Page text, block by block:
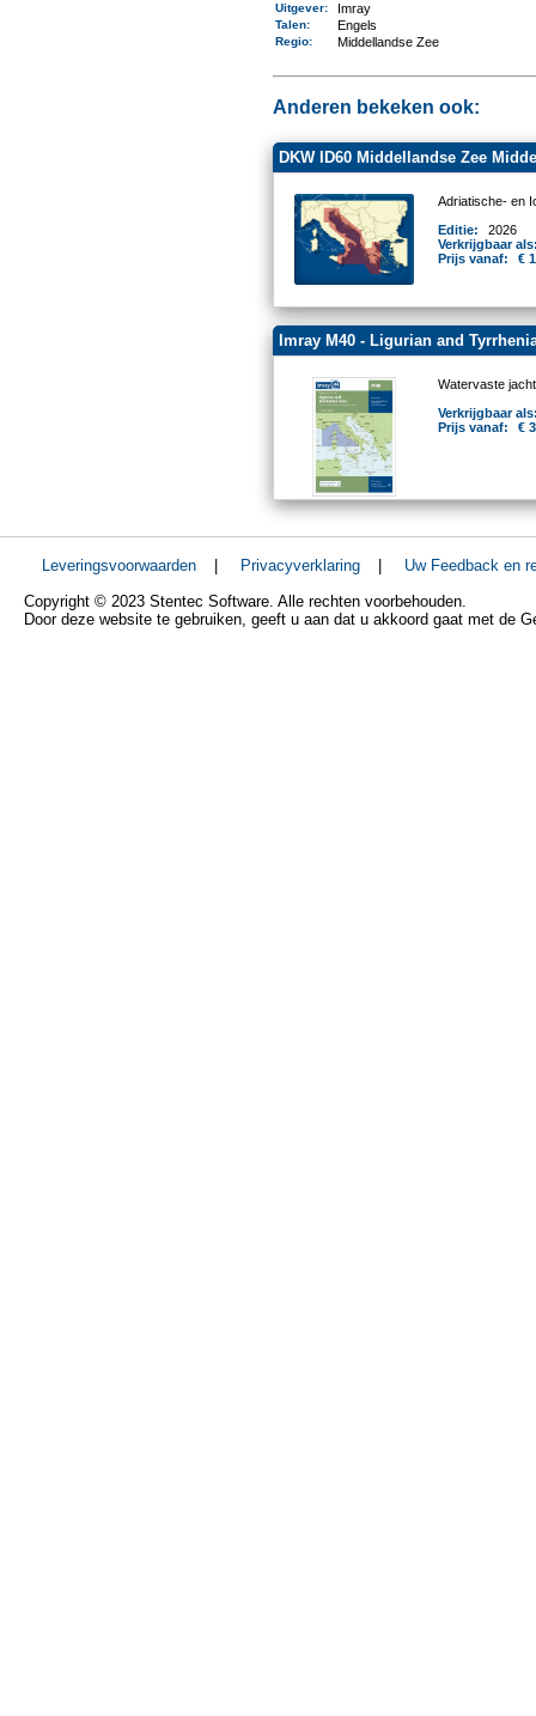
Uitgever: Imray
Talen: Engels
Regio: Middellandse Zee
Anderen bekeken ook:
DKW ID60 Middellandse Zee
Adriatische- en
Editie:
2026
Verkrijgbaar
Prijs vanaf:
€
Imray M40 - Ligurian and
Watervaste
Verkrijgbaar
Prijs vanaf:
€
Leveringsvoorwaarden | Privacyverklaring |
Uw Feedback en
Copyright © 2023 Stentec Software. Alle rechten voorbehouden.
Door deze website te gebruiken, geeft u aan dat u akkoord gaat met de